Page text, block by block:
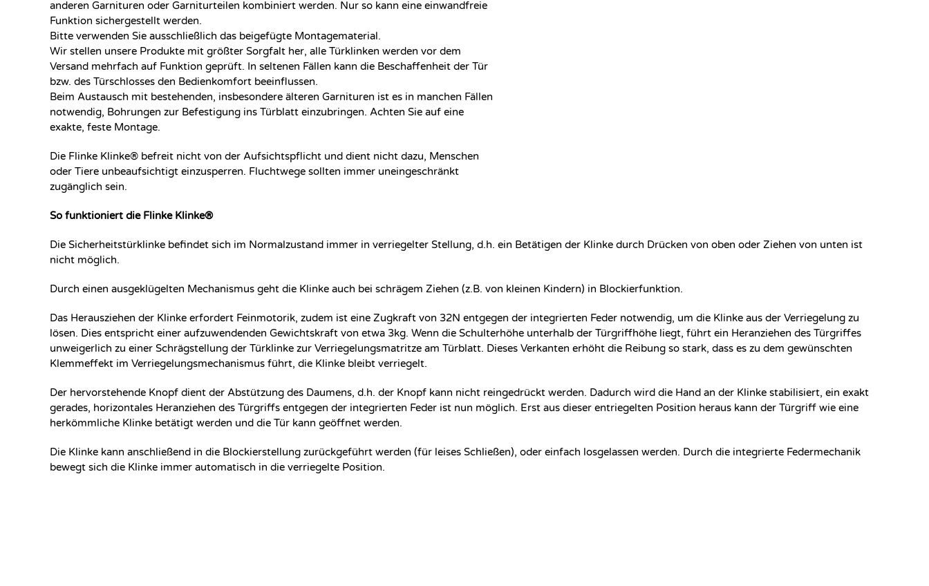
anderen Garnituren oder Garniturteilen kombiniert werden. Nur so kann eine einwandfreie
Funktion sichergestellt werden.
Bitte verwenden Sie ausschließlich das beigefügte Montagematerial.
Wir stellen unsere Produkte mit größter Sorgfalt her, alle Türklinken werden vor dem
Versand mehrfach auf Funktion geprüft. In seltenen Fällen kann die Beschaffenheit der Tür
bzw. des Türschlosses den Bedienkomfort beeinflussen.
Beim Austausch mit bestehenden, insbesondere älteren Garnituren ist es in manchen Fällen
notwendig, Bohrungen zur Befestigung ins Türblatt einzubringen. Achten Sie auf eine
exakte, feste Montage.
Die Flinke Klinke® befreit nicht von der Aufsichtspflicht und dient nicht dazu, Menschen
oder Tiere unbeaufsichtigt einzusperren. Fluchtwege sollten immer uneingeschränkt
zugänglich sein.
So funktioniert die Flinke Klinke®
Die Sicherheitstürklinke befindet sich im Normalzustand immer in verriegelter Stellung, d.h. ein Betätigen der Klinke durch Drücken von oben oder Ziehen von unten ist
nicht möglich.
Durch einen ausgeklügelten Mechanismus geht die Klinke auch bei schrägem Ziehen (z.B. von kleinen Kindern) in Blockierfunktion.
Das Herausziehen der Klinke erfordert Feinmotorik, zudem ist eine Zugkraft von 32N entgegen der integrierten Feder notwendig, um die Klinke aus der Verriegelung zu
lösen. Dies entspricht einer aufzuwendenden Gewichtskraft von etwa 3kg. Wenn die Schulterhöhe unterhalb der Türgriffhöhe liegt, führt ein Heranziehen des Türgriffes
unweigerlich zu einer Schrägstellung der Türklinke zur Verriegelungsmatritze am Türblatt. Dieses Verkanten erhöht die Reibung so stark, dass es zu dem gewünschten
Klemmeffekt im Verriegelungsmechanismus führt, die Klinke bleibt verriegelt.
Der hervorstehende Knopf dient der Abstützung des Daumens, d.h. der Knopf kann nicht reingedrückt werden. Dadurch wird die Hand an der Klinke stabilisiert, ein exakt
gerades, horizontales Heranziehen des Türgriffs entgegen der integrierten Feder ist nun möglich. Erst aus dieser entriegelten Position heraus kann der Türgriff wie eine
herkömmliche Klinke betätigt werden und die Tür kann geöffnet werden.
Die Klinke kann anschließend in die Blockierstellung zurückgeführt werden (für leises Schließen), oder einfach losgelassen werden. Durch die integrierte Federmechanik
bewegt sich die Klinke immer automatisch in die verriegelte Position.